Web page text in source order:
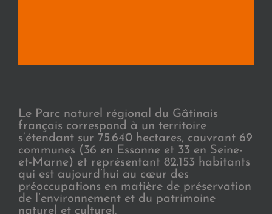
Le Parc naturel régional du Gâtinais
français correspond à un territoire
s’étendant sur 75.640 hectares, couvrant 69
communes (36 en Essonne et 33 en Seine-
et-Marne) et représentant 82.153 habitants
qui est aujourd’hui au cœur des
préoccupations en matière de préservation
de l’environnement et du patrimoine
naturel et culturel.